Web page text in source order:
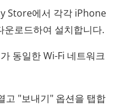
Store에서 각각 iPhone
운로드하여 설치합니다.
동일한 Wi-Fi 네트워크
고 "보내기" 옵션을 탭합